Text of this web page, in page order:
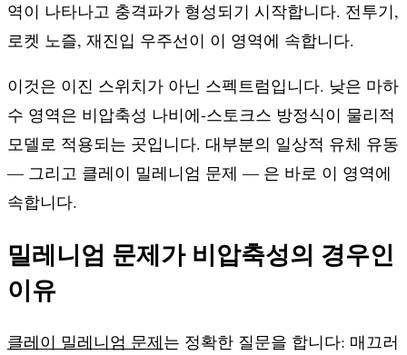
역이 나타나고 충격파가 형성되기 시작합니다. 전투기,
로켓 노즐, 재진입 우주선이 이 영역에 속합니다.
이것은 이진 스위치가 아닌 스펙트럼입니다. 낮은 마하
수 영역은 비압축성 나비에-스토크스 방정식이 물리적
모델로 적용되는 곳입니다. 대부분의 일상적 유체 유동
— 그리고 클레이 밀레니엄 문제 — 은 바로 이 영역에
속합니다.
밀레니엄 문제가 비압축성의 경우인
이유
클레이 밀레니엄 문제는 정확한 질문을 합니다: 매끄러